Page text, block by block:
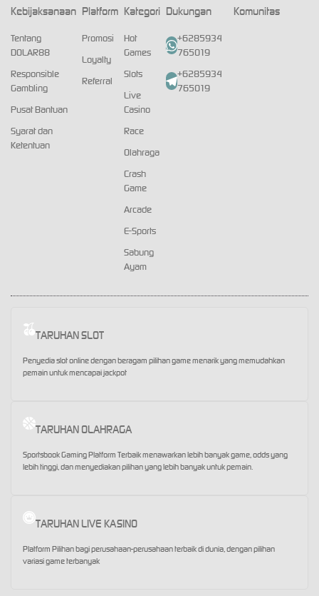
Kebijaksanaan
Tentang
DOLAR88
Responsible
Gambling
Pusat Bantuan
Syarat dan
Ketentuan
Platform
Promosi
Loyalty
Referral
Kategori
Hot
Games
Slots
Live
Casino
Race
Olahraga
Crash
Game
Arcade
E-Sports
Sabung
Ayam
Dukungan
+6285934
765019
+6285934
765019
Komunitas
TARUHAN SLOT
Penyedia slot online dengan beragam pilihan game menarik yang memudahkan
pemain untuk mencapai jackpot
TARUHAN OLAHRAGA
Sportsbook Gaming Platform Terbaik menawarkan lebih banyak game, odds yang
lebih tinggi, dan menyediakan pilihan yang lebih banyak untuk pemain.
TARUHAN LIVE KASINO
Platform Pilihan bagi perusahaan-perusahaan terbaik di dunia, dengan pilihan
variasi game terbanyak